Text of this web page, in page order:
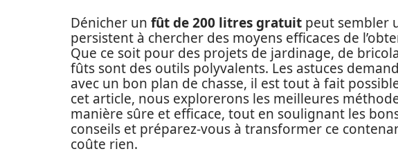
Dénicher un fût de 200 litres gratuit peut sembler
persistent à chercher des moyens efficaces de
Que ce soit pour des projets de jardinage, de
fûts sont des outils polyvalents. Les astuces
avec un bon plan de chasse, il est tout à fait
cet article, nous explorerons les meilleures
manière sûre et efficace, tout en soulignant les
conseils et préparez-vous à transformer ce
coûte rien.